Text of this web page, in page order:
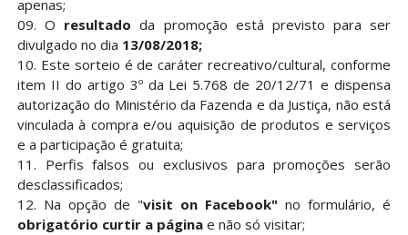
apenas;
09. O resultadoda promoção está previsto para ser
divulgado no dia 13/08/2018;
10. Este sorteio é de caráter recreativo/cultural, conforme
item II do artigo 3º da Lei 5.768 de 20/12/71 e dispensa
autorização do Ministério da Fazenda e da Justiça, não está
vinculada à compra e/ou aquisição de produtos e serviços
e a participação é gratuita;
11. Perfis falsos ou exclusivos para promoções serão
desclassificados;
12. Na opção de "visit on Facebook" no formulário, é
obrigatório curtir a página e não só visitar;